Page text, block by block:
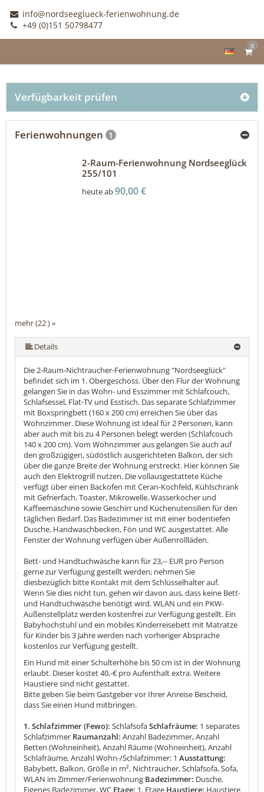
info@nordseeglueck-ferienwohnung.de
+49 (0)151 50798477
0
Verfügbarkeit prüfen
Ferienwohnungen 1
mehr (22 ) »
mehr (22 ) »
mehr (22 ) »
mehr (22 ) »
mehr (22 ) »
mehr (22 ) »
mehr (22 ) »
mehr (22 ) »
mehr (22 ) »
mehr (22 ) »
mehr (22 ) »
mehr (22 ) »
mehr (22 ) »
mehr (22 ) »
mehr (22 ) »
mehr (22 ) »
mehr (22 ) »
mehr (22 ) »
mehr (22 ) »
2-Raum-Ferienwohnung Nordseeglück
255/101
heute ab90,00 €
Details
Die 2-Raum-Nichtraucher-Ferienwohnung "Nordseeglück"
befindet sich im 1. Obergeschoss. Über den Flur der Wohnung
gelangen Sie in das Wohn- und Esszimmer mit Schlafcouch,
Schlafsessel, Flat-TV und Esstisch. Das separate Schlafzimmer
mit Boxspringbett (160 x 200 cm) erreichen Sie über das
Wohnzimmer. Diese Wohnung ist ideal für 2 Personen, kann
aber auch mit bis zu 4 Personen belegt werden (Schlafcouch
140 x 200 cm). Vom Wohnzimmer aus gelangen Sie auch auf
den großzügigen, südöstlich ausgerichteten Balkon, der sich
über die ganze Breite der Wohnung erstreckt. Hier können Sie
auch den Elektrogrill nutzen. Die vollausgestattete Küche
verfügt über einen Backofen mit Ceran-Kochfeld, Kühlschrank
mit Gefrierfach, Toaster, Mikrowelle, Wasserkocher und
Kaffeemaschine sowie Geschirr und Küchenutensilien für den
täglichen Bedarf. Das Badezimmer ist mit einer bodentiefen
Dusche, Handwaschbecken, Fön und WC ausgestattet. Alle
Fenster der Wohnung verfügen über Außenrollläden.
Bett- und Handtuchwäsche kann für 23,-- EUR pro Person
gerne zur Verfügung gestellt werden; nehmen Sie
diesbezüglich bitte Kontakt mit dem Schlüsselhalter auf.
Wenn Sie dies nicht tun, gehen wir davon aus, dass keine Bett-
und Handtuchwäsche benötigt wird. WLAN und ein PKW-
Außenstellplatz werden kostenfrei zur Verfügung gestellt. Ein
Babyhochstuhl und ein mobiles Kinderreisebett mit Matratze
für Kinder bis 3 Jahre werden nach vorheriger Absprache
kostenlos zur Verfügung gestellt.
Ein Hund mit einer Schulterhöhe bis 50 cm ist in der Wohnung
erlaubt. Dieser kostet 40,-€ pro Aufenthalt extra. Weitere
Haustiere sind nicht gestattet.
Bitte geben Sie beim Gastgeber vor Ihrer Anreise Bescheid,
dass Sie einen Hund mitbringen.
1. Schlafzimmer (Fewo): SchlafsofaSchlafräume: 1 separates
Schlafzimmer Raumanzahl: Anzahl Badezimmer, Anzahl
Betten (Wohneinheit), Anzahl Räume (Wohneinheit), Anzahl
Schlafräume, Anzahl Wohn-/Schlafzimmer: 1 Ausstattung:
Babybett, Balkon, Größe in m², Nichtraucher, Schlafsofa, Sofa,
WLAN im Zimmer/Ferienwohnung Badezimmer: Dusche,
Eigenes Badezimmer, WC Etage: 1. Etage Haustiere: Haustiere